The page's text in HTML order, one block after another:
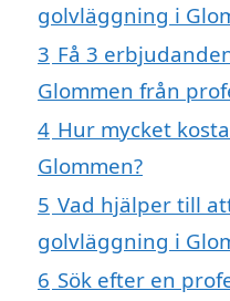
golvläggning i
3 Få 3
Glommen från
4 Hur mycket
Glommen?
5 Vad hjälper till
golvläggning i
6 Sök efter en